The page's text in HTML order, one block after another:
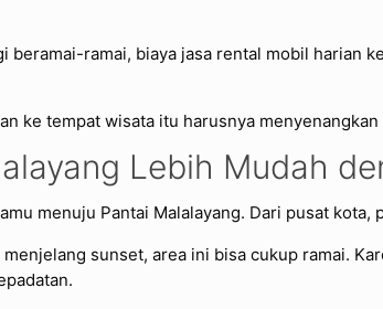
beramai-ramai, biaya jasa rental mobil harian
ke tempat wisata itu harusnya
Lebih Mudah
menuju Pantai Malalayang. Dari pusat
sunset, area ini bisa cukup ramai.